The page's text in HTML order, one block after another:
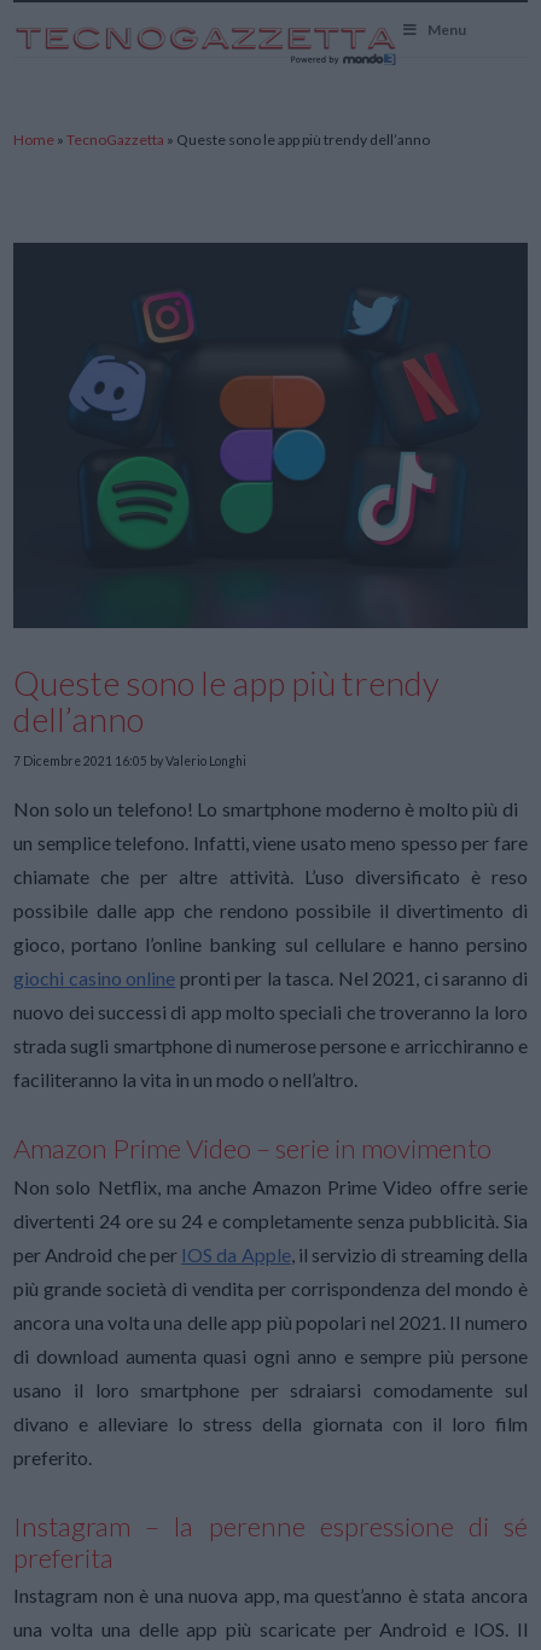
Menu
Home »TecnoGazzetta » Queste sono le app più trendy dell’anno
Queste sono le app più trendy
dell’anno
7 Dicembre 2021 16:05 by Valerio Longhi
Non solo un telefono! Lo smartphone moderno è molto più di
un semplice telefono. Infatti, viene usato meno spesso per fare
chiamate che per altre attività. L’uso diversificato è reso
possibile dalle app che rendono possibile il divertimento di
gioco, portano l’online banking sul cellulare e hanno persino
giochi casino online pronti per la tasca. Nel 2021, ci saranno di
nuovo dei successi di app molto speciali che troveranno la loro
strada sugli smartphone di numerose persone e arricchiranno e
faciliteranno la vita in un modo o nell’altro.
Amazon Prime Video – serie in movimento
Non solo Netflix, ma anche Amazon Prime Video offre serie
divertenti 24 ore su 24 e completamente senza pubblicità. Sia
per Android che per IOS da Apple, il servizio di streaming della
più grande società di vendita per corrispondenza del mondo è
ancora una volta una delle app più popolari nel 2021. Il numero
di download aumenta quasi ogni anno e sempre più persone
usano il loro smartphone per sdraiarsi comodamente sul
divano e alleviare lo stress della giornata con il loro film
preferito.
Instagram – la perenne espressione di sé
preferita
Instagram non è una nuova app, ma quest’anno è stata ancora
una volta una delle app più scaricate per Android e IOS. Il